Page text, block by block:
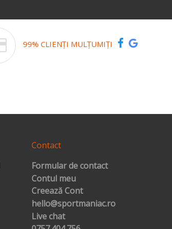
99% CLIENȚI MULȚUMIȚI
Contact
Formular de contact
Contul meu
Creează Cont
hello@sportmaniac.ro
Live chat